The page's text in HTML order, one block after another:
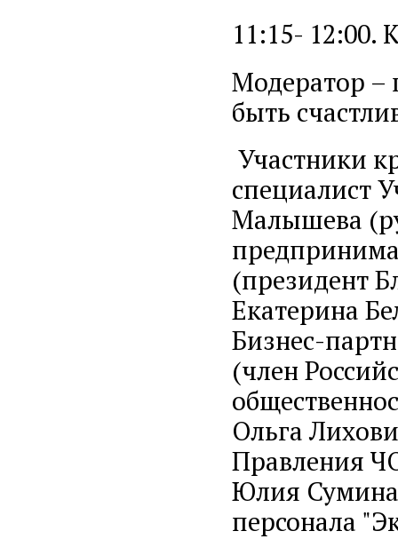
11:15- 12:00.
Модератор –
быть
Участники
специалист
Малышева
(президент
Екатерина
Бизнес-
(член
Ольга
Правления
Юлия Сумина
персонала